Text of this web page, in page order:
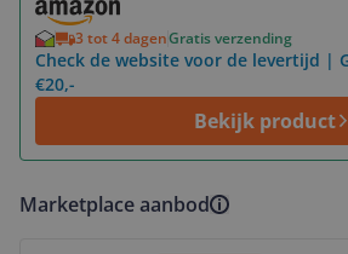
3 tot 4 dagenGratis verzending
Check de website voor de levertijd |
€20,-
Bekijk product
Marketplace aanbod